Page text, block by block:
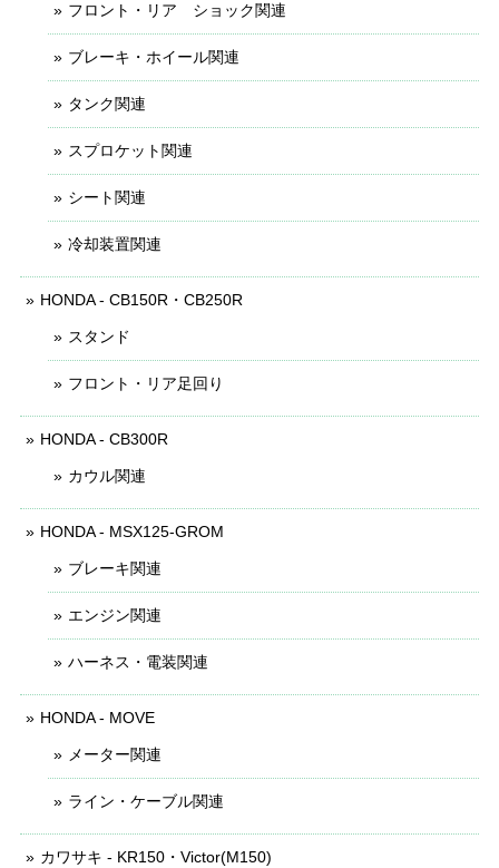
フロント・リア ショック関連
ブレーキ・ホイール関連
タンク関連
スプロケット関連
シート関連
冷却装置関連
HONDA - CB150R・CB250R
スタンド
フロント・リア足回り
HONDA - CB300R
カウル関連
HONDA - MSX125-GROM
ブレーキ関連
エンジン関連
ハーネス・電装関連
HONDA - MOVE
メーター関連
ライン・ケーブル関連
カワサキ - KR150・Victor(M150)